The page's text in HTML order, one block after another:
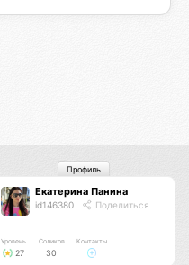
Екатерина Панина
id146380 Поделиться
Уровень
27
Соликов
30
Контакты
Профиль